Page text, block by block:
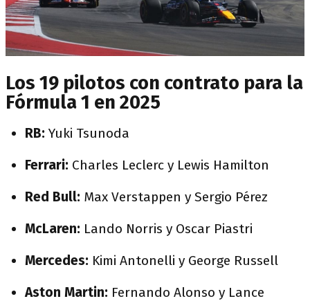
Los 19 pilotos con contrato para la
Fórmula 1 en 2025
RB: Yuki Tsunoda
Ferrari: Charles Leclerc y Lewis Hamilton
Red Bull: Max Verstappen y Sergio Pérez
McLaren: Lando Norris y Oscar Piastri
Mercedes: Kimi Antonelli y George Russell
Aston Martin: Fernando Alonso y Lance